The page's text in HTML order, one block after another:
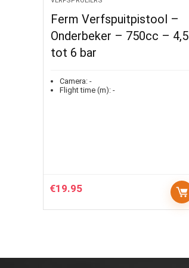
Ferm Verfspuitpistool –
Onderbeker – 750cc – 4,5
tot 6 bar
Camera: -
Flight time (m): -
€19.95